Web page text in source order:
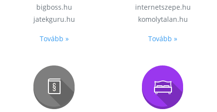
bigboss.hu
jatekguru.hu
Tovább »
internetszepe.hu
komolytalan.hu
Tovább »